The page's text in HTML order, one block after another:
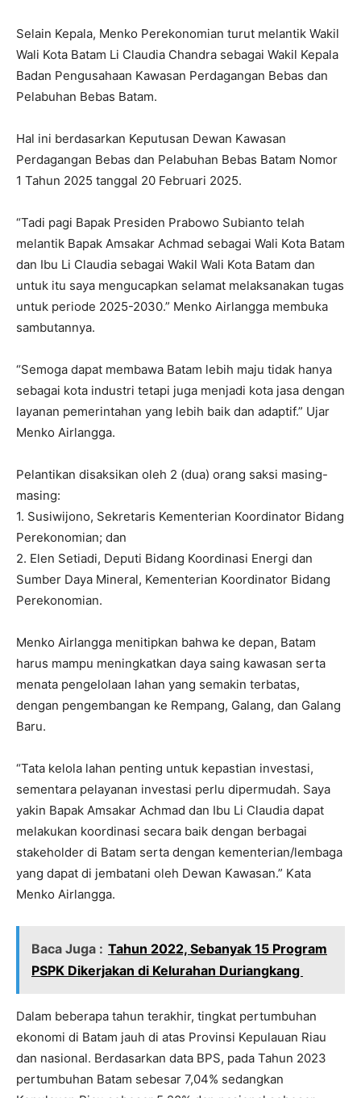
Selain Kepala, Menko Perekonomian turut melantik Wakil
Wali Kota Batam Li Claudia Chandra sebagai Wakil Kepala
Badan Pengusahaan Kawasan Perdagangan Bebas dan
Pelabuhan Bebas Batam.
Hal ini berdasarkan Keputusan Dewan Kawasan
Perdagangan Bebas dan Pelabuhan Bebas Batam Nomor
1 Tahun 2025 tanggal 20 Februari 2025.
“Tadi pagi Bapak Presiden Prabowo Subianto telah
melantik Bapak Amsakar Achmad sebagai Wali Kota Batam
dan Ibu Li Claudia sebagai Wakil Wali Kota Batam dan
untuk itu saya mengucapkan selamat melaksanakan tugas
untuk periode 2025-2030.” Menko Airlangga membuka
sambutannya.
“Semoga dapat membawa Batam lebih maju tidak hanya
sebagai kota industri tetapi juga menjadi kota jasa dengan
layanan pemerintahan yang lebih baik dan adaptif.” Ujar
Menko Airlangga.
Pelantikan disaksikan oleh 2 (dua) orang saksi masing-
masing:
1. Susiwijono, Sekretaris Kementerian Koordinator Bidang
Perekonomian; dan
2. Elen Setiadi, Deputi Bidang Koordinasi Energi dan
Sumber Daya Mineral, Kementerian Koordinator Bidang
Perekonomian.
Menko Airlangga menitipkan bahwa ke depan, Batam
harus mampu meningkatkan daya saing kawasan serta
menata pengelolaan lahan yang semakin terbatas,
dengan pengembangan ke Rempang, Galang, dan Galang
Baru.
“Tata kelola lahan penting untuk kepastian investasi,
sementara pelayanan investasi perlu dipermudah. Saya
yakin Bapak Amsakar Achmad dan Ibu Li Claudia dapat
melakukan koordinasi secara baik dengan berbagai
stakeholder di Batam serta dengan kementerian/lembaga
yang dapat di jembatani oleh Dewan Kawasan.” Kata
Menko Airlangga.
Baca Juga : Tahun 2022, Sebanyak 15 Program
PSPK Dikerjakan di Kelurahan Duriangkang
Dalam beberapa tahun terakhir, tingkat pertumbuhan
ekonomi di Batam jauh di atas Provinsi Kepulauan Riau
dan nasional. Berdasarkan data BPS, pada Tahun 2023
pertumbuhan Batam sebesar 7,04% sedangkan